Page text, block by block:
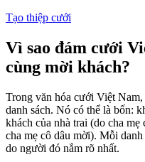
Tạo thiệp cưới
Vì sao đám cưới
cùng mời khách?
Trong văn hóa cưới Việt
danh sách. Nó có thể là bốn:
khách của nhà trai (do cha
cha mẹ cô dâu mời). Mỗi
do người đó nắm rõ nhất.